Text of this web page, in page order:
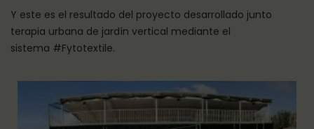
Y este es el resultado del proyecto desarrollado junto
terapia urbana de jardín vertical mediante el
sistema #Fytotextile.